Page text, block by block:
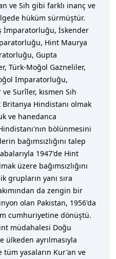
ve Sih gibi farklı inanç ve
hüküm sürmüştür.
İmparatorluğu, İskender
Hint Maurya
Gupta
Türk-Moğol Gazneliler,
İmparatorluğu,
Surîler, kısmen Sih
Hindistanı olmak
ve hanedanca
bölünmesini
bağımsızlığını talep
1947'de Hint
üzere bağımsızlığını
grupların yanı sıra
da zengin bir
olan Pakistan, 1956'da
cumhuriyetine dönüştü.
müdahalesi Doğu
ülkeden ayrılmasıyla
tüm yasaların Kur'an ve